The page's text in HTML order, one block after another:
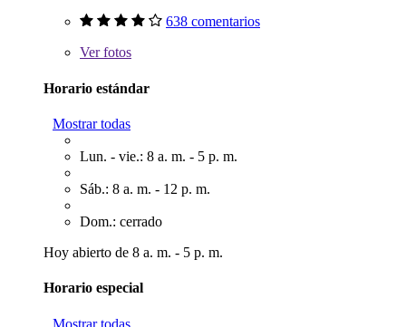
638 comentarios
Verfotos
Horario estándar
Mostrar todas
Lun. - vie.: 8 a. m. - 5 p. m.
Sáb.: 8 a. m. - 12 p. m.
Dom.: cerrado
Hoy abierto de 8 a. m. - 5 p. m.
Horario especial
Mostrar todas